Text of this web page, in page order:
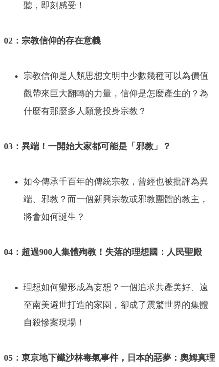
聽，即刻感受！
02：宗教信仰的存在意義
宗教信仰是人類思想文明中少數幾種可以為價值
觀帶來巨大翻轉的力量，信仰是怎麼產生的？為
什麼有那麼多人願意投身宗教？
03：異端！一開始大家都可能是「邪教」？
如今傳承千百年的傳統宗教，曾經也被批評為異
端、邪教？而一個新興宗教或邪教團體的教主，
將會如何誕生？
04：超過900人集體殉教！失落的理想國：人民聖殿
理想如何變形成為妄想？一個追求共產美好、遠
至南美避世打造的家園，卻成了震驚世界的集體
自殺慘案現場！
05：東京地下鐵沙林毒氣事件，日本的惡夢：奧姆真理